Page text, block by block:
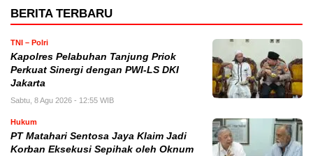
BERITA TERBARU
TNI – Polri
Kapolres Pelabuhan Tanjung Priok
Perkuat Sinergi dengan PWI-LS DKI
Jakarta
Sabtu, 8 Agu 2026 - 12:55 WIB
Hukum
PT Matahari Sentosa Jaya Klaim Jadi
Korban Eksekusi Sepihak oleh Oknum